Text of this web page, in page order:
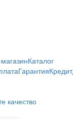
Каталог
ГарантияКредит